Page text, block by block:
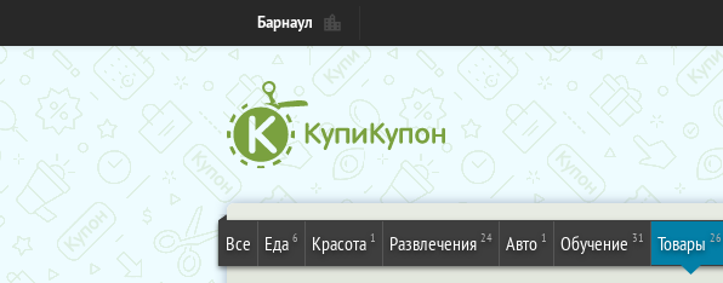
Барнаул
Все Еда 6 Красота 1 Развлечения 24 Авто 1 Обучение 31 Товары 26